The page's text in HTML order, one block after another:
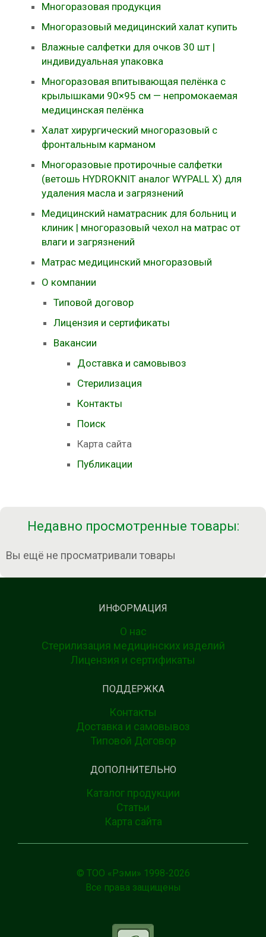
Многоразовая продукция
Многоразовый медицинский халат купить
Влажные салфетки для очков 30 шт |
индивидуальная упаковка
Многоразовая впитывающая пелёнка с
крылышками 90×95 см — непромокаемая
медицинская пелёнка
Халат хирургический многоразовый с
фронтальным карманом
Многоразовые протирочные салфетки
(ветошь HYDROKNIT аналог WYPALL X) для
удаления масла и загрязнений
Медицинский наматрасник для больниц и
клиник | многоразовый чехол на матрас от
влаги и загрязнений
Матрас медицинский многоразовый
О компании
Типовой договор
Лицензия и сертификаты
Вакансии
Доставка и самовывоз
Стерилизация
Контакты
Поиск
Карта сайта
Публикации
Недавно просмотренные товары:
Вы ещё не просматривали товары
ИНФОРМАЦИЯ
О нас
Стерилизация медицинских изделий
Лицензия и сертификаты
ПОДДЕРЖКА
Контакты
Доставка и самовывоз
Типовой Договор
ДОПОЛНИТЕЛЬНО
Каталог продукции
Статьи
Карта сайта
© ТОО «Рэми» 1998-2026
Все права защищены